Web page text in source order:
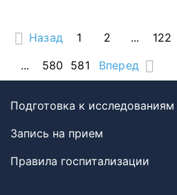
Назад 1 2 ... 122
...
580 581 Вперед
Подготовка к исследованиям
Запись на прием
Правила госпитализации